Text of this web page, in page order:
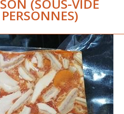
(SOUS-VIDE